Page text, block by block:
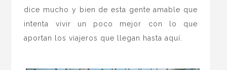
dice mucho y bien de esta gente amable que
intenta vivir un poco mejor con lo que
aportan los viajeros que llegan hasta aquí.